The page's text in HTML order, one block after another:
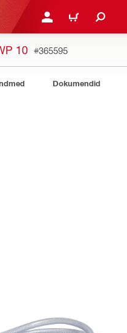
LOGI SISSE VÕI
OSTUKORV
10 #365595
Dokumendid